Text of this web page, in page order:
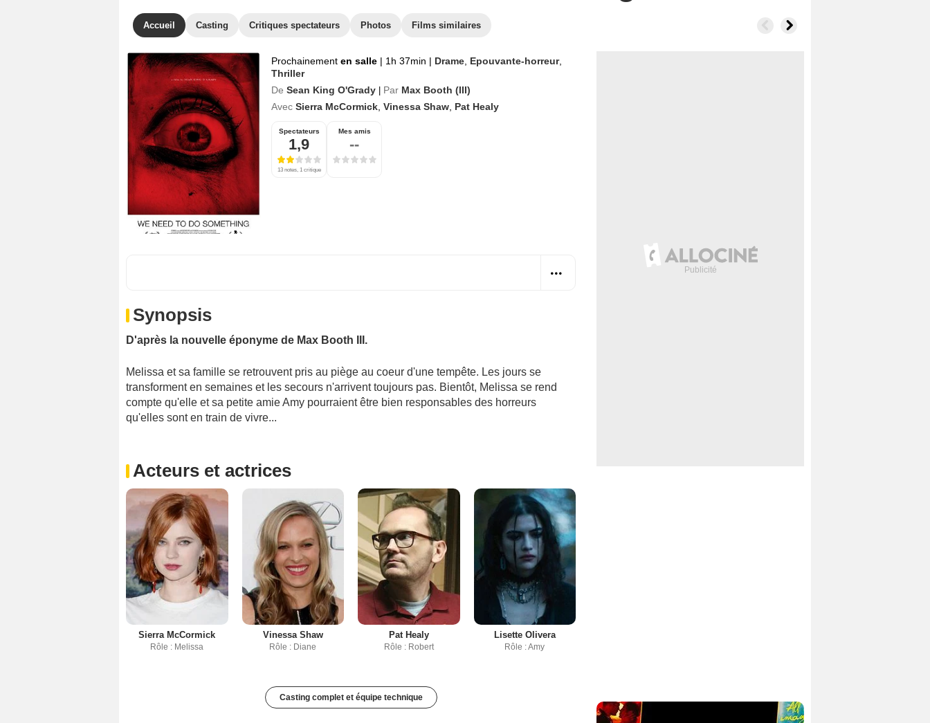
Accueil Casting Critiques spectateurs Photos Films similaires
Prochainement en salle | 1h 37min | Drame Epouvante-horreur,
Thriller
De Sean King O'Grady Par Max Booth (III)
Avec Sierra McCormick Vinessa Shaw Pat Healy
Spectateurs
1,9
13 notes, 1 critique
Mes amis
--
Synopsis
D'après la nouvelle éponyme de Max Booth III.
Melissa et sa famille se retrouvent pris au piège au coeur d'une tempête. Les jours se
transforment en semaines et les secours n'arrivent toujours pas. Bientôt, Melissa se rend
compte qu'elle et sa petite amie Amy pourraient être bien responsables des horreurs
qu'elles sont en train de vivre...
Acteurs et actrices
Sierra McCormick
Rôle : Melissa
Vinessa Shaw
Rôle : Diane
Pat Healy
Rôle : Robert
Lisette Olivera
Rôle : Amy
Casting complet et équipe technique